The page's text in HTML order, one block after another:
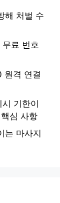
해 처벌 수
료 번호
원격 연결
기한이
심 사항
는 마사지